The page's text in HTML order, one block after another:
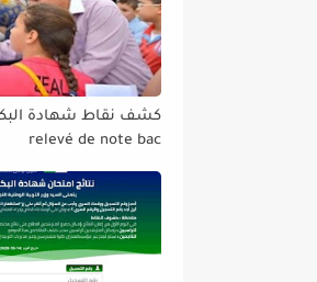
relevé de note bac